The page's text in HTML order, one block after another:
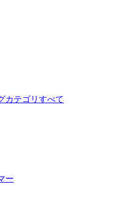
カテゴリすべて
ー